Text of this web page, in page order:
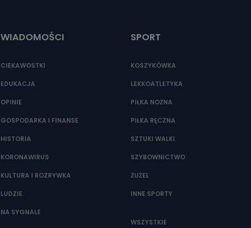
WIADOMOŚCI
CIEKAWOSTKI
EDUKACJA
OPINIE
GOSPODARKA I FINANSE
HISTORIA
KORONAWIRUS
KULTURA I ROZRYWKA
LUDZIE
NA SYGNALE
SPORT
KOSZYKÓWKA
LEKKOATLETYKA
PIŁKA NOŻNA
PIŁKA RĘCZNA
SZTUKI WALKI
SZYBOWNICTWO
ŻUŻEL
INNE SPORTY
WSZYSTKIE